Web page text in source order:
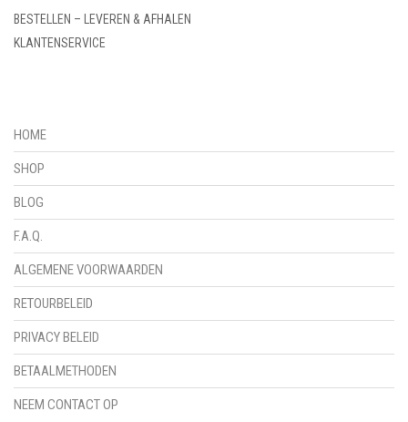
BESTELLEN – LEVEREN & AFHALEN
KLANTENSERVICE
HOME
SHOP
BLOG
F.A.Q.
ALGEMENE VOORWAARDEN
RETOURBELEID
PRIVACY BELEID
BETAALMETHODEN
NEEM CONTACT OP